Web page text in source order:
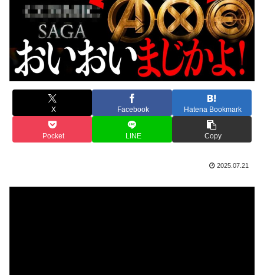
X Facebook Hatena Bookmark
Pocket LINE Copy
2025.07.21